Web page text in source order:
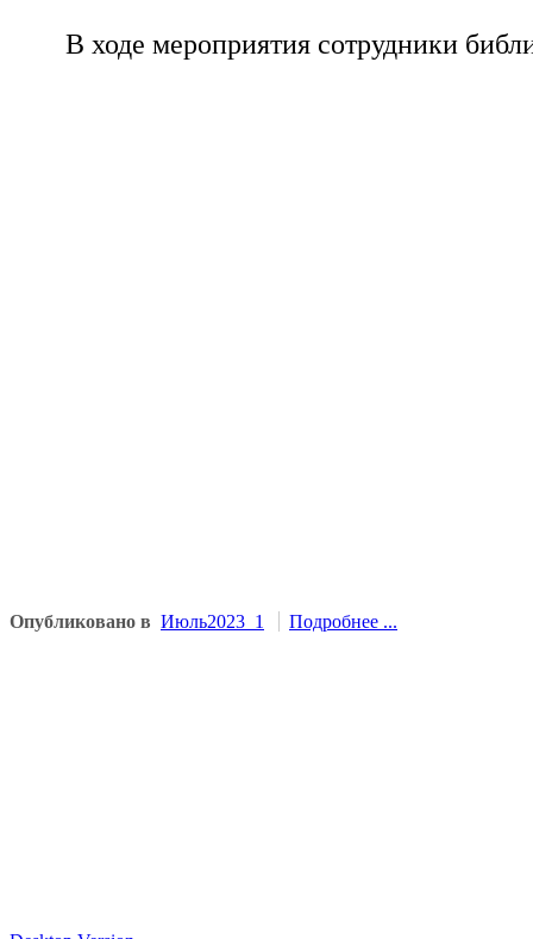
В ходе мероприятия сотрудники
Опубликовано в Июль2023_1 Подробнее ...